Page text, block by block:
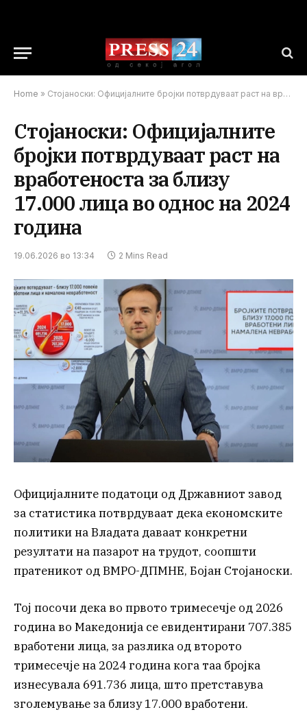
Home » Стојаноски: Официјалните бројки потврдуваат раст на вработеноста за близу 17.000 лица во однос на 2024 година
Стојаноски: Официјалните
бројки потврдуваат раст на
вработеноста за близу
17.000 лица во однос на 2024
година
19.06.2026 во 13:34 2 Mins Read
Официјалните податоци од Државниот завод
за статистика потврдуваат дека економските
политики на Владата даваат конкретни
резултати на пазарот на трудот, соопшти
пратеникот од ВМРО-ДПМНЕ, Бојан Стојаноски.
Тој посочи дека во првото тримесечје од 2026
година во Македонија се евидентирани 707.385
вработени лица, за разлика од второто
тримесечје на 2024 година кога таа бројка
изнесувала 691.736 лица, што претставува
зголемување за близу 17.000 вработени.